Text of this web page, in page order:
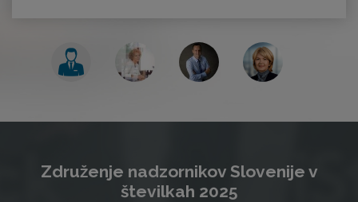
Združenje nadzornikov Slovenije v
številkah 2025